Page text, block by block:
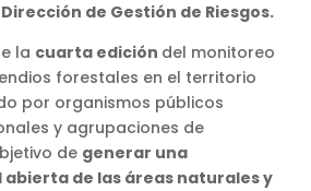
Dirección de Gestión de Riesgos.
la cuarta edición del monitoreo
forestales en el territorio
por organismos públicos
y agrupaciones de
de generar una
de las áreas naturales y